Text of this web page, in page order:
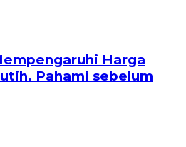
Harga
Pahami sebelum